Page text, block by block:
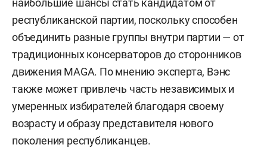
республиканской партии, поскольку способен
объединить разные группы внутри партии — от
традиционных консерваторов до сторонников
движения MAGA. По мнению эксперта, Вэнс
также может привлечь часть независимых и
умеренных избирателей благодаря своему
возрасту и образу представителя нового
поколения республиканцев.